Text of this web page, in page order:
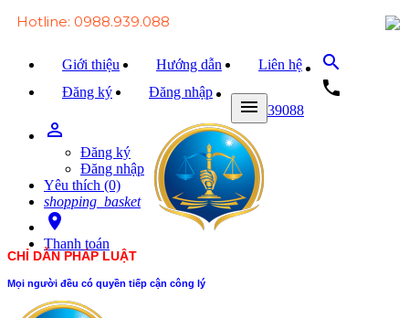
Hotline: 0988.939.088
Giới thiệu Hướng dẫn
Liên hệ
Đăng ký
Đăng nhập
search
local_phone
0988939088
person_outline
Đăng ký
Đăng nhập
Yêu thích (0)
shopping_basket
room
Thanh toán
menu
CHỈ DẪN PHÁP LUẬT
Mọi người đều có quyền tiếp cận công lý
Trang chủ
Văn bản Luật
Văn bản Đảng
Tài liệu
Hỏi - đáp